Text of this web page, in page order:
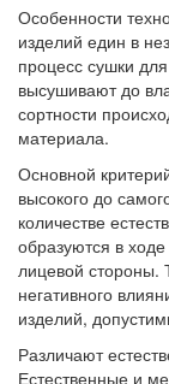
Особенности
изделий един в
процесс сушки
высушивают до
сортности
материала.
Основной
высокого до
количестве
образуются в
лицевой стороны.
негативного
изделий,
Различают
Естественные и